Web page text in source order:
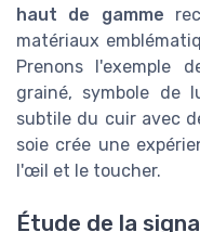
haut de gamme
matériaux
Prenons l'exemple
grainé, symbole de
subtile du cuir avec
soie crée une
l'œil et le toucher.
Étude de la